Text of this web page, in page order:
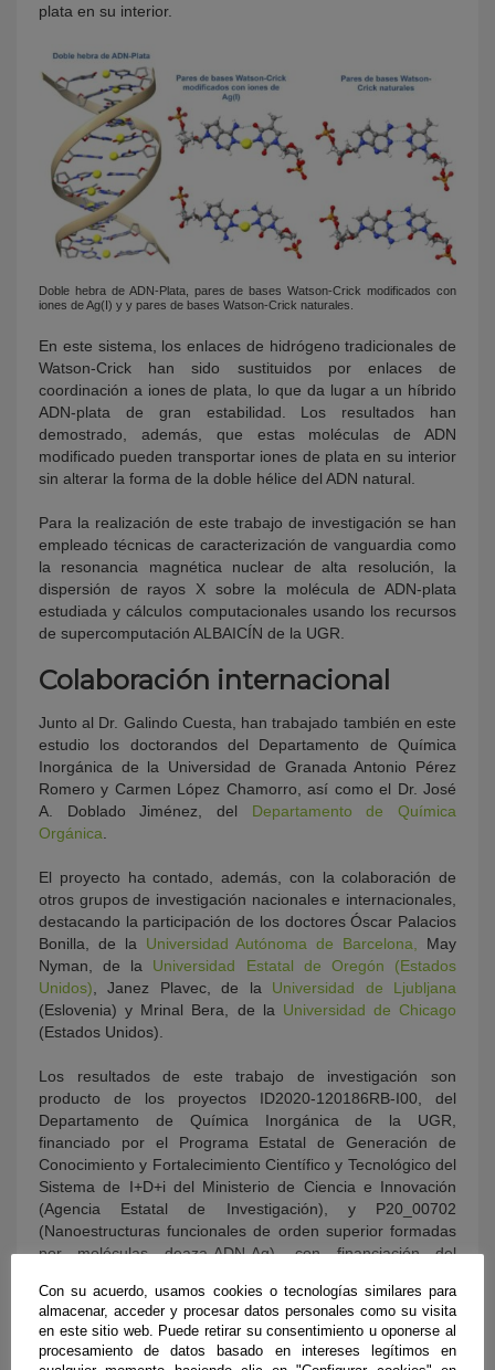
plata en su interior.
Doble hebra de ADN-Plata, pares de bases Watson-Crick modificados con
iones de Ag(I) y y pares de bases Watson-Crick naturales.
En este sistema, los enlaces de hidrógeno tradicionales de
Watson-Crick han sido sustituidos por enlaces de
coordinación a iones de plata, lo que da lugar a un híbrido
ADN-plata de gran estabilidad. Los resultados han
demostrado, además, que estas moléculas de ADN
modificado pueden transportar iones de plata en su interior
sin alterar la forma de la doble hélice del ADN natural.
Para la realización de este trabajo de investigación se han
empleado técnicas de caracterización de vanguardia como
la resonancia magnética nuclear de alta resolución, la
dispersión de rayos X sobre la molécula de ADN-plata
estudiada y cálculos computacionales usando los recursos
de supercomputación ALBAICÍN de la UGR.
Colaboración internacional
Junto al Dr. Galindo Cuesta, han trabajado también en este
estudio los doctorandos del Departamento de Química
Inorgánica de la Universidad de Granada Antonio Pérez
Romero y Carmen López Chamorro, así como el Dr. José
A. Doblado Jiménez, del Departamento de Química
Orgánica
El proyecto ha contado, además, con la colaboración de
otros grupos de investigación nacionales e internacionales,
destacando la participación de los doctores Óscar Palacios
Bonilla, de la Universidad Autónoma de Barcelona,
May
Nyman, de la Universidad Estatal de Oregón (Estados
Unidos) , Janez Plavec, de la Universidad de Ljubljana
(Eslovenia) y Mrinal Bera, de la Universidad de Chicago
(Estados Unidos).
Los resultados de este trabajo de investigación son
producto de los proyectos ID2020-120186RB-I00, del
Departamento de Química Inorgánica de la UGR,
financiado por el Programa Estatal de Generación de
Conocimiento y Fortalecimiento Científico y Tecnológico del
Sistema de I+D+i del Ministerio de Ciencia e Innovación
(Agencia Estatal de Investigación), y P20_00702
(Nanoestructuras funcionales de orden superior formadas
por moléculas deaza-ADN-Ag), con financiación del
Con su acuerdo, usamos cookies o tecnologías similares para
almacenar, acceder y procesar datos personales como su visita
en este sitio web. Puede retirar su consentimiento u oponerse al
procesamiento de datos basado en intereses legítimos en